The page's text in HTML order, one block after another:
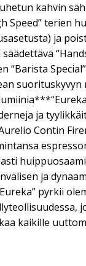
kahvin
Speed” terien
ja
“Barista
ja
Contin
ja
pyrkii
kaikille